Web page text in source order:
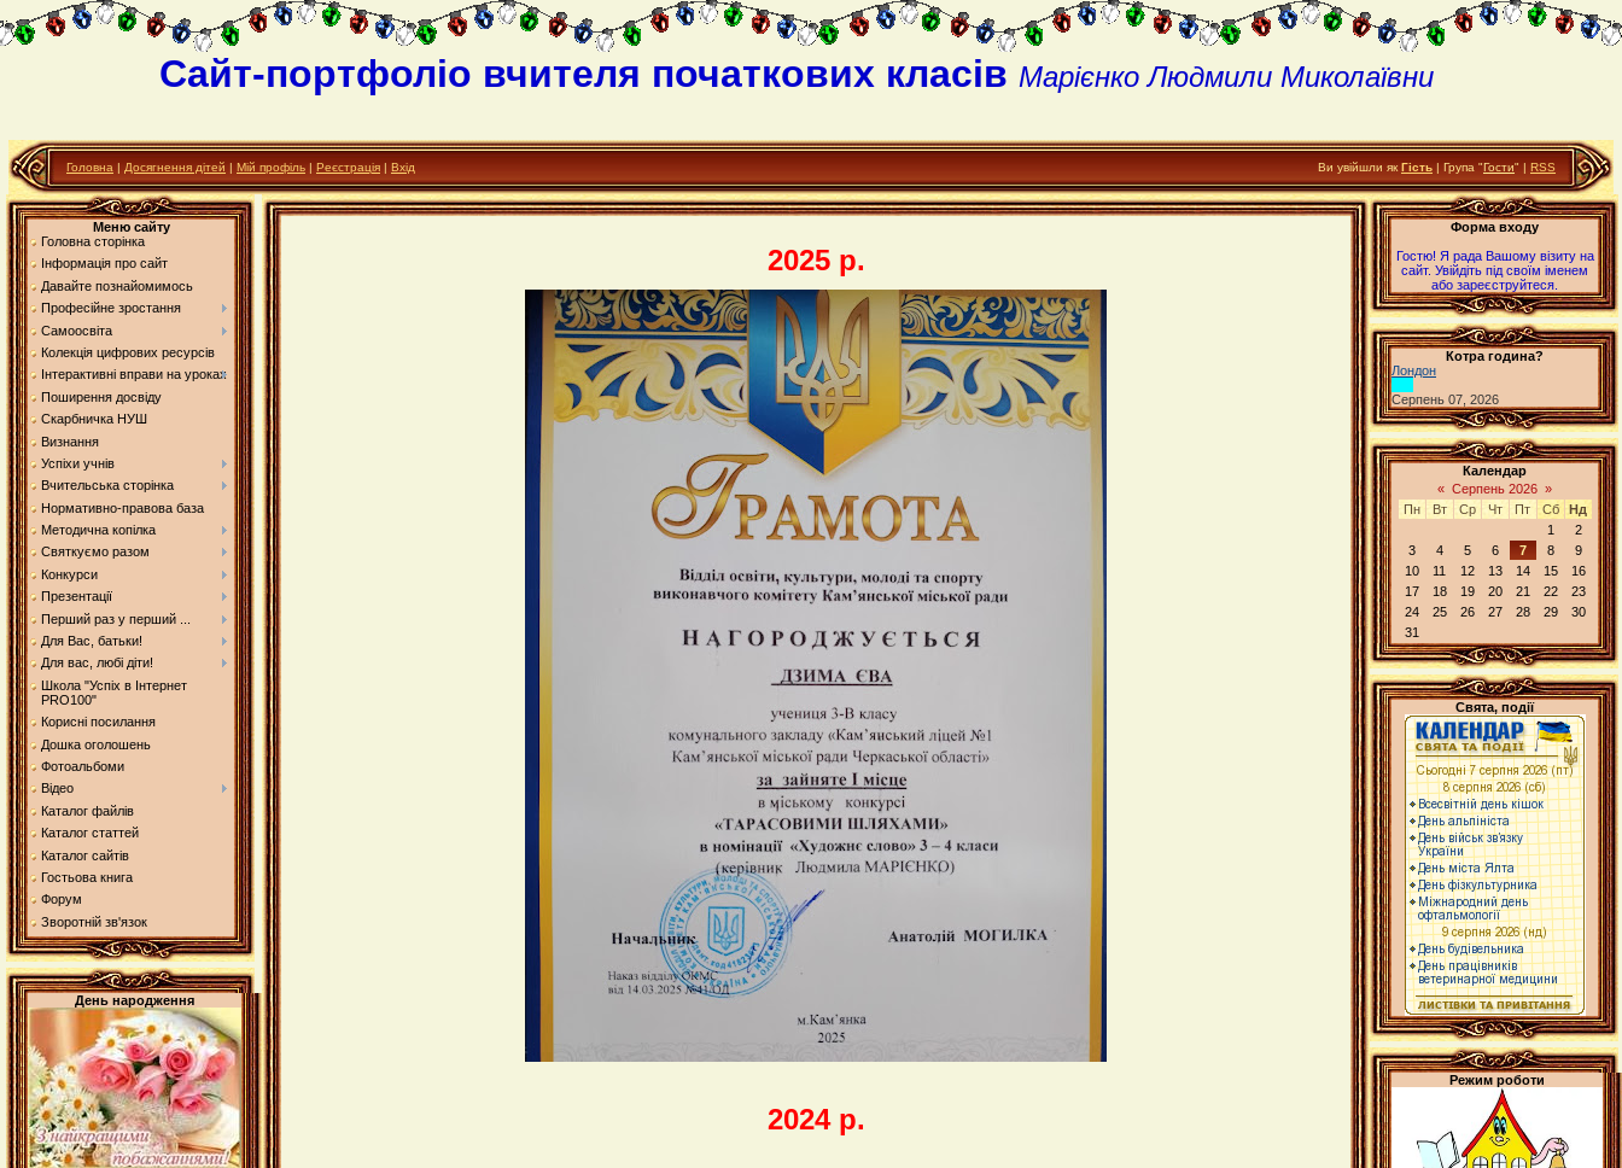
Сайт-портфоліо вчителя початкових класів Марієнко Людмили Миколаївни
Головна | Досягнення дітей | Мій профіль | Реєстрація | Вхід Ви увійшли якГість | Група "Гости" | RSS
Меню сайту
Головна сторінка
Інформація про сайт
Давайте познайомимось
Професійне зростання
Самоосвіта
Колекція цифрових ресурсів
Інтерактивні вправи на уроках
Поширення досвіду
Скарбничка НУШ
Визнання
Успіхи учнів
Вчительська сторінка
Нормативно-правова база
Методична копілка
Святкуємо разом
Конкурси
Презентації
Перший раз у перший ...
Для Вас, батьки!
Для вас, любі діти!
Школа "Успіх в Інтернет
PRO100"
Корисні посилання
Дошка оголошень
Фотоальбоми
Відео
Каталог файлів
Каталог статтей
Каталог сайтів
Гостьова книга
Форум
Зворотній зв'язок
День народження
2025 р.
2024 р.
Форма входу
Гостю! Я рада Вашому візиту на
сайт. Увійдіть під своїм іменем
або зареєструйтеся.
Котра година?
Лондон
Серпень 07, 2026
Календар
« Серпень 2026 »
Пн
Вт Ср Чт Пт Сб
Нд
1
2
3
4 5 6 7 8
9
10
11 12 13 14 15
16
17
18 19 20 21 22
23
24
25 26 27 28 29
30
31
Свята, події
Режим роботи